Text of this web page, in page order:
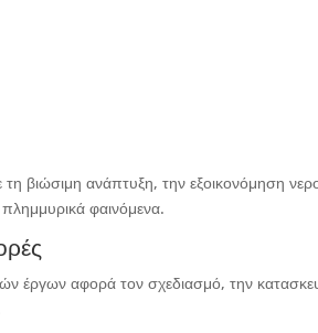
βιώσιμη ανάπτυξη, την εξοικονόμηση
φαινόμενα.
έργων αφορά τον σχεδιασμό, την